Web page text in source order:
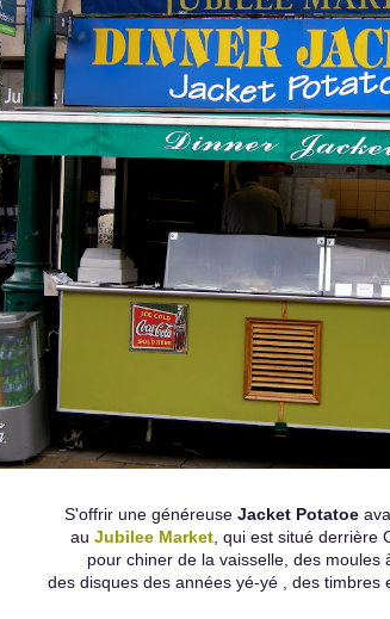
S'offrir une généreuse Jacket Potatoe
au Jubilee Market, qui est situé derrière
pour chiner de la vaisselle, des moules
des disques des années yé-yé , des timbres